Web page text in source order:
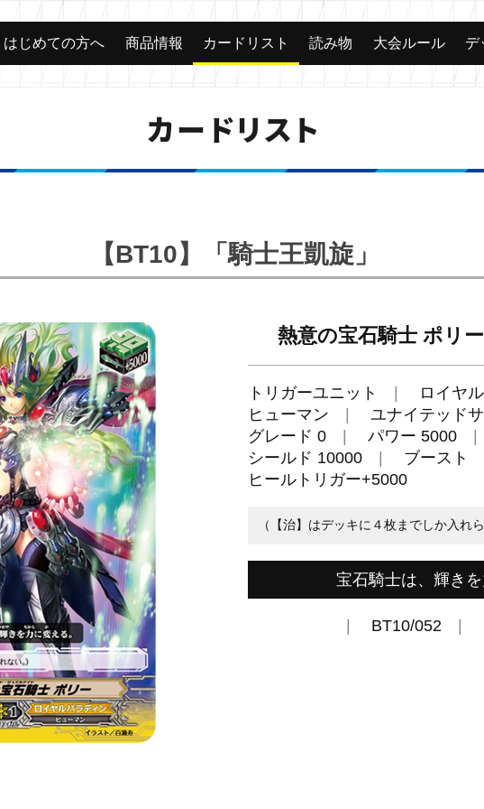
はじめての方へ 商品情報 カードリスト 読み物 大会ルール デ
カードリスト
【BT10】「騎士王凱旋」
熱意の宝石騎士 ポリー
トリガーユニット
ロイヤ
ヒューマン
ユナイテッド
グレード 0
パワー 5000
シールド 10000
ブースト
ヒールトリガー+5000
（【治】はデッキに４枚までしか入れ
宝石騎士は、輝きを
BT10/052